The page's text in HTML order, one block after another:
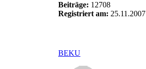
Beiträge: 12708
Registriert am: 25.11.2007
BEKU